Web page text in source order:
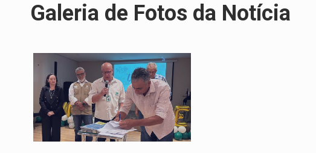
Galeria de Fotos da Notícia